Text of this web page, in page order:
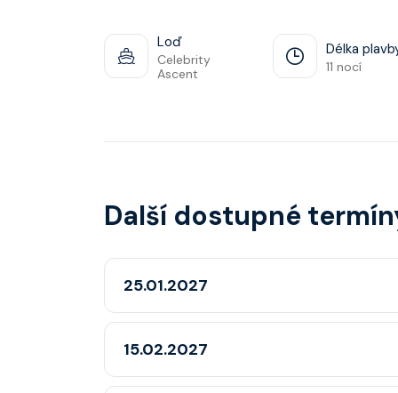
Loď
Celebrity
Ascent
Délka
11 nocí
Další dostupné
25.01.2027
15.02.2027